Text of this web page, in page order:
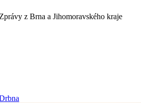
z Brna a Jihomoravského kraje